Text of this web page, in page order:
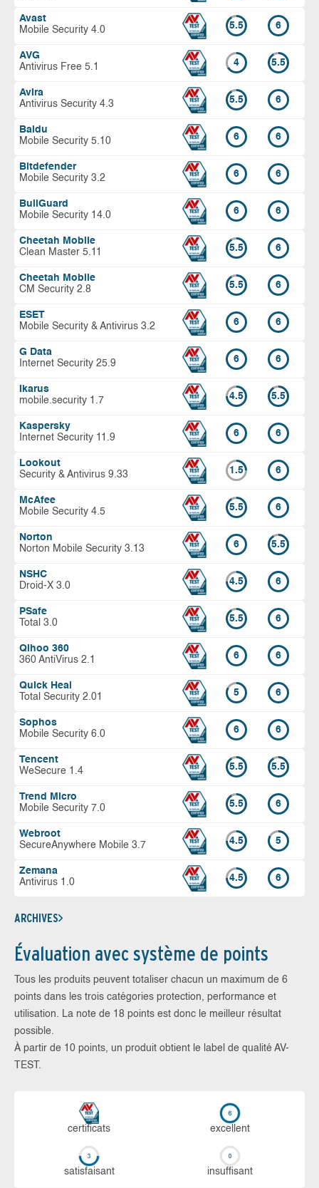
Avast
Mobile Security 4.0
5.5 6
AVG
Antivirus Free 5.1
4 5.5
Avira
Antivirus Security 4.3
5.5 6
Baidu
Mobile Security 5.10
6 6
Bitdefender
Mobile Security 3.2
6 6
BullGuard
Mobile Security 14.0
6 6
Cheetah Mobile
Clean Master 5.11
5.5 6
Cheetah Mobile
CM Security 2.8
5.5 6
ESET
Mobile Security & Antivirus 3.2
6 6
G Data
Internet Security 25.9
6 6
Ikarus
mobile.security 1.7
4.5 5.5
Kaspersky
Internet Security 11.9
6 6
Lookout
Security & Antivirus 9.33
1.5 6
McAfee
Mobile Security 4.5
5.5 6
Norton
Norton Mobile Security 3.13
6 5.5
NSHC
Droid-X 3.0
4.5 6
PSafe
Total 3.0
5.5 6
Qihoo 360
360 AntiVirus 2.1
6 6
Quick Heal
Total Security 2.01
5 6
Sophos
Mobile Security 6.0
6 6
Tencent
WeSecure 1.4
5.5 5.5
Trend Micro
Mobile Security 7.0
5.5 6
Webroot
SecureAnywhere Mobile 3.7
4.5 5
Zemana
Antivirus 1.0
4.5 6
ARCHIVES
Évaluation avec système de points
Tous les produits peuvent totaliser chacun un maximum de 6
points dans les trois catégories protection, performance et
utilisation. La note de 18 points est donc le meilleur résultat
possible.
À partir de 10 points, un produit obtient le label de qualité AV-
TEST.
certi­ficats ex­cellent
sa­tis­fai­sant in­suf­fi­sant